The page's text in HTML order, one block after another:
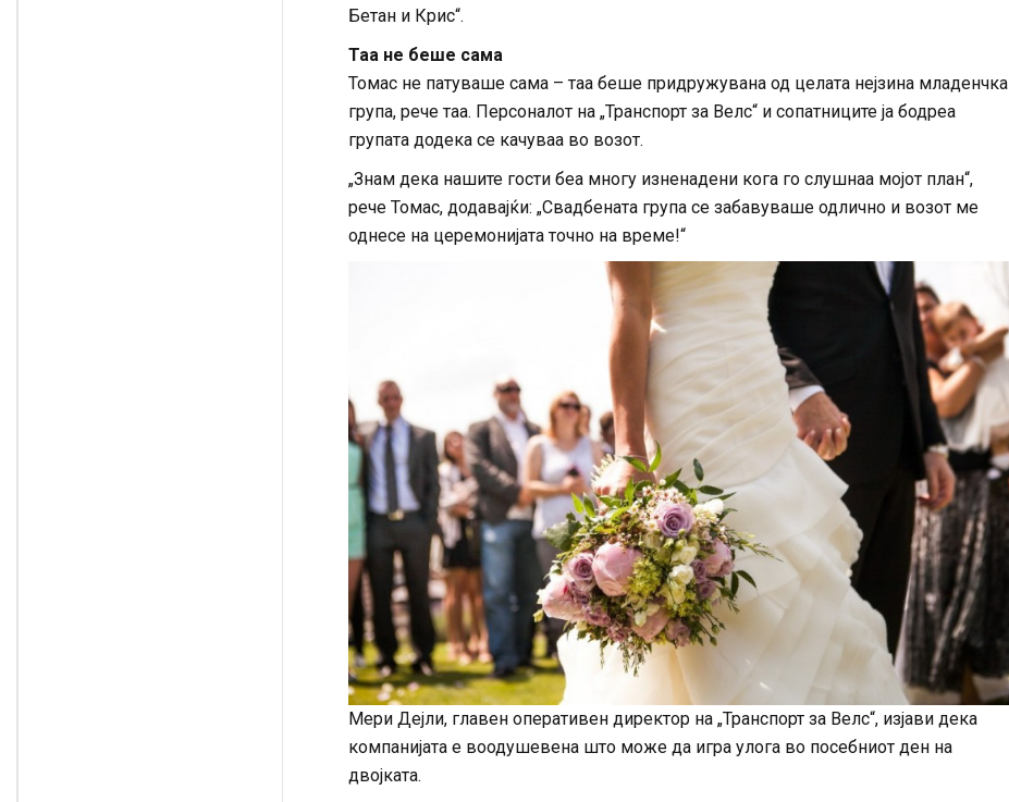
Бетан и Крис“.
Таа не беше сама
Томас не патуваше сама – таа беше придружувана од целата нејзина младенчка
група, рече таа. Персоналот на „Транспорт за Велс“ и сопатниците ја бодреа
групата додека се качуваа во возот.
„Знам дека нашите гости беа многу изненадени кога го слушнаа мојот план“,
рече Томас, додавајќи: „Свадбената група се забавуваше одлично и возот ме
однесе на церемонијата точно на време!“
Мери Дејли, главен оперативен директор на „Транспорт за Велс“, изјави дека
компанијата е воодушевена што може да игра улога во посебниот ден на
двојката.